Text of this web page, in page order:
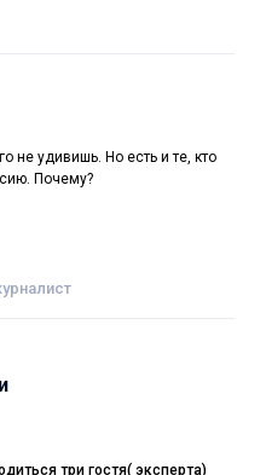
не удивишь. Но есть и те, кто
Почему?
три гостя( эксперта)